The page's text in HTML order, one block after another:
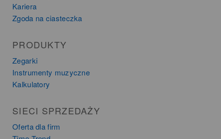
Kariera
Zgoda na ciasteczka
PRODUKTY
Zegarki
Instrumenty muzyczne
Kalkulatory
SIECI SPRZEDAŻY
Oferta dla firm